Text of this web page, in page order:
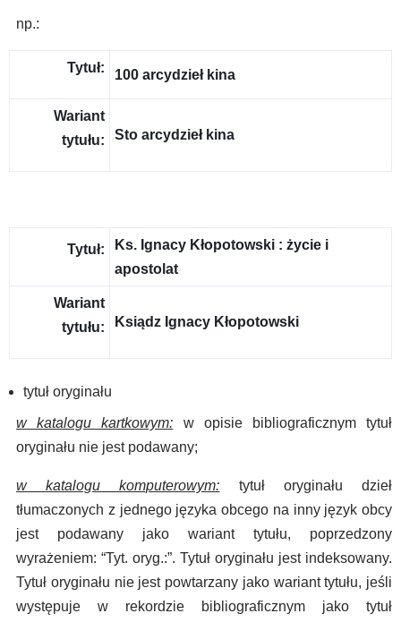
np.:
Tytuł: 100 arcydzieł kina
Wariant
tytułu:
Sto arcydzieł kina
Tytuł:
Ks. Ignacy Kłopotowski : życie i
apostolat
Wariant
tytułu:
Ksiądz Ignacy Kłopotowski
tytuł oryginału
w katalogu kartkowym:
w opisie bibliograficznym tytuł
oryginału nie jest podawany;
w katalogu komputerowym: tytuł oryginału dzieł
tłumaczonych z jednego języka obcego na inny język obcy
jest podawany jako wariant tytułu, poprzedzony
wyrażeniem: “Tyt. oryg.:”. Tytuł oryginału jest indeksowany.
Tytuł oryginału nie jest powtarzany jako wariant tytułu, jeśli
występuje w rekordzie bibliograficznym jako tytuł